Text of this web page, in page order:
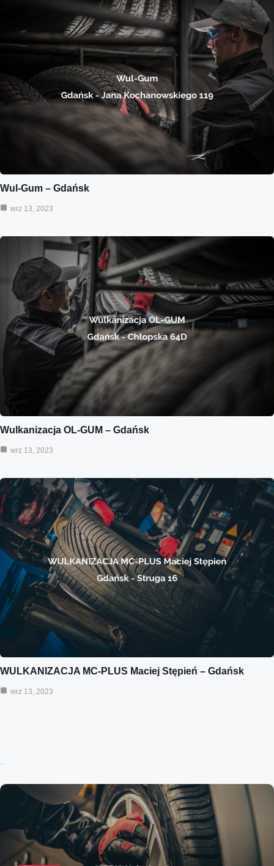
Wul-Gum – Gdańsk
wrz 13, 2023
Wulkanizacja OL-GUM – Gdańsk
wrz 13, 2023
WULKANIZACJA MC-PLUS Maciej Stępień – Gdańsk
wrz 13, 2023